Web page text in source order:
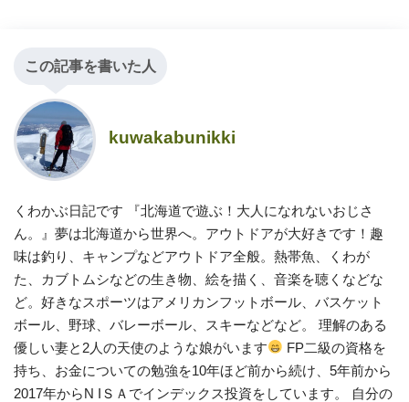
この記事を書いた人
kuwakabunikki
くわかぶ日記です 『北海道で遊ぶ！大人になれないおじさ
ん。』夢は北海道から世界へ。アウトドアが大好きです！趣
味は釣り、キャンプなどアウトドア全般。熱帯魚、くわが
た、カブトムシなどの生き物、絵を描く、音楽を聴くなどな
ど。好きなスポーツはアメリカンフットボール、バスケット
ボール、野球、バレーボール、スキーなどなど。 理解のある
優しい妻と2人の天使のような娘がいます
FP二級の資格を
持ち、お金についての勉強を10年ほど前から続け、5年前から
2017年からN IＳＡでインデックス投資をしています。 自分の